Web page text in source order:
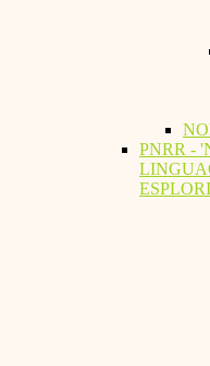
PNRR -